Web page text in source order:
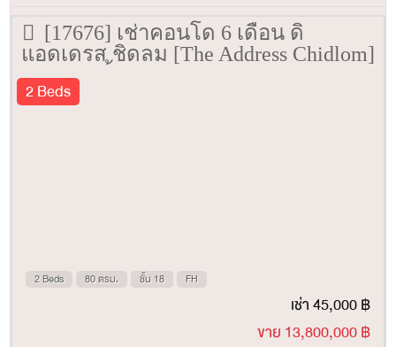
[17676] เช่าคอนโด 6 เดือน ดิ
แอดเดรส ชิดลม [The Address Chidlom]
80 ตรม. ชั้น 18
2 Beds
2 Beds 80 ตรม. ชั้น 18 FH
เช่า 45,000 ฿
ขาย 13,800,000 ฿